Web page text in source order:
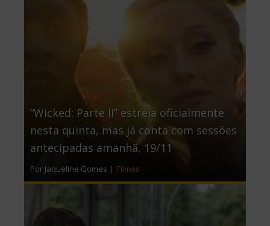
“Wicked: Parte II” estreia oficialmente
nesta quinta, mas já conta com sessões
antecipadas amanhã, 19/11
Por Jaqueline Gomes | Filmes